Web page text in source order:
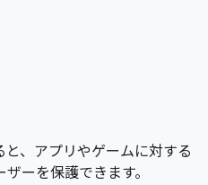
、アプリやゲームに対する
ーを保護できます。